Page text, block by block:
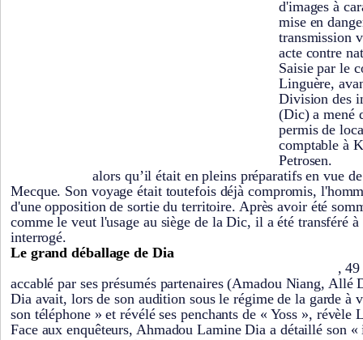
d'images à
mise en
transmission
acte contre
Saisie par le
Linguère,
Division des
(Dic) a mené
permis de
comptable à
Petrosen.
alors qu’il était en pleins préparatifs en vue
Mecque. Son voyage était toutefois déjà compromis,
d'une opposition de sortie du territoire. Après avoir été
comme le veut l'usage au siège de la Dic, il a été transféré
interrogé.
Le grand déballage de Dia
, 49
accablé par ses présumés partenaires (Amadou Niang, Allé
Dia avait, lors de son audition sous le régime de la garde à
son téléphone » et révélé ses penchants de « Yoss »,
Face aux enquêteurs, Ahmadou Lamine Dia a détaillé son